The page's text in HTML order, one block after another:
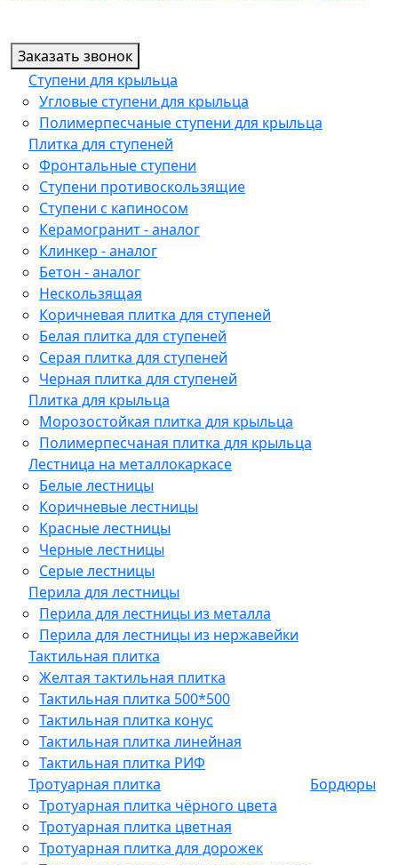
Заказать звонок
Ступени для крыльца
Угловые ступени для крыльца
Полимерпесчаные ступени для крыльца
Плитка для ступеней
Фронтальные ступени
Ступени противоскользящие
Ступени с капиносом
Керамогранит - аналог
Клинкер - аналог
Бетон - аналог
Нескользящая
Коричневая плитка для ступеней
Белая плитка для ступеней
Серая плитка для ступеней
Черная плитка для ступеней
Плитка для крыльца
Морозостойкая плитка для крыльца
Полимерпесчаная плитка для крыльца
Лестница на металлокаркасе
Белые лестницы
Коричневые лестницы
Красные лестницы
Черные лестницы
Серые лестницы
Перила для лестницы
Перила для лестницы из металла
Перила для лестницы из нержавейки
Тактильная плитка
Желтая тактильная плитка
Тактильная плитка 500*500
Тактильная плитка конус
Тактильная плитка линейная
Тактильная плитка РИФ
Тротуарная плитка
Тротуарная плитка чёрного цвета
Тротуарная плитка цветная
Тротуарная плитка для дорожек
Бордюры